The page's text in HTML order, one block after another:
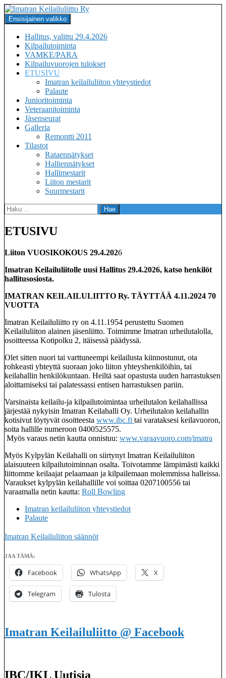
Siirry
sisältöön
Imatran Keilailuliitto Ry
Haku
Ensisijainen valikko
Hallitus, valittu 29.4.2026
Kilpailutoiminta
VAMKE/PARA
Kilpailuvuorojen tulokset
ETUSIVU
Imatran keilailuliiton yhteystiedot
Palaute
Junioritoiminta
Veteraanitoiminta
Jäsenseurat
Galleria
Remontti 2011
Tilastot
Rataennätykset
Halliennätykset
Hallimestarit
Liiton mestarit
Suurmestarit
Haku:
ETUSIVU
Liiton VUOSIKOKOUS 29.4.2026
Imatran Keilailuliitolle uusi Hallitus 29.4.2026, katso henkilöt
hallitusosiosta.
IMATRAN KEILAILULIITTO Ry. TÄYTTÄÄ 4.11.2024 70
VUOTTA
Imatran Keilailuliitto ry on 4.11.1954 perustettu Suomen
Keilailuliiton alainen jäsenliitto. Toimimme Imatran urheilutalolla,
osoitteessa Kotipolku 2, itäisessä päädyssä.
Olet sitten nuori tai varttuneempi keilailusta kiinnostunut, ota
rohkeasti yhteyttä suoraan joko liiton yhteyshenkilöihin, tai
keilahallin henkilökuntaan. Heiltä saat opastusta uuden harrastuksen
aloittamiseksi tai palatessassi entisen harrastuksen pariin.
Varsinaista keilailu-ja kilpailutoimintaa urheilutalon keilahallissa
järjestää nykyisin Imatran Keilahalli Oy. Urheilutalon keilahallin
kotisivut löytyvät osoitteesta www.ibc.fi tai varataksesi keilavuoron,
soita hallille numeroon 0400525575.
Myös varaus netin kautta onnistuu: www.varaavuoro.com/imatra
Myös Kylpylän Keilahalli on siirtynyt Imatran Keilailuliiton
alaisuuteen kilpailutoiminnan osalta. Toivotamme lämpimästi kaikki
liittomme keilaajat pelaamaan ja kilpailemaan molemmissa halleissa.
Varaukset kylpylän keilahallille voi soittaa 0207100556 tai
varaamalla netin kautta: Roll Bowling
Imatran keilailuliiton yhteystiedot
Palaute
Imatran Keilailuliiton säännöt
JAA TÄMÄ:
Facebook WhatsApp X
Telegram Tulosta
Imatran Keilailuliitto @ Facebook
IBC/IKL Uutisia